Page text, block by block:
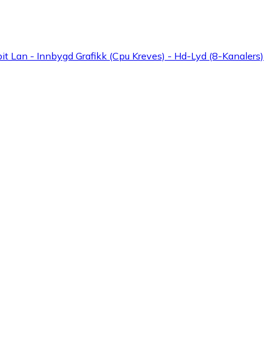
- Innbygd Grafikk (Cpu Kreves) - Hd-Lyd (8-Kanalers)